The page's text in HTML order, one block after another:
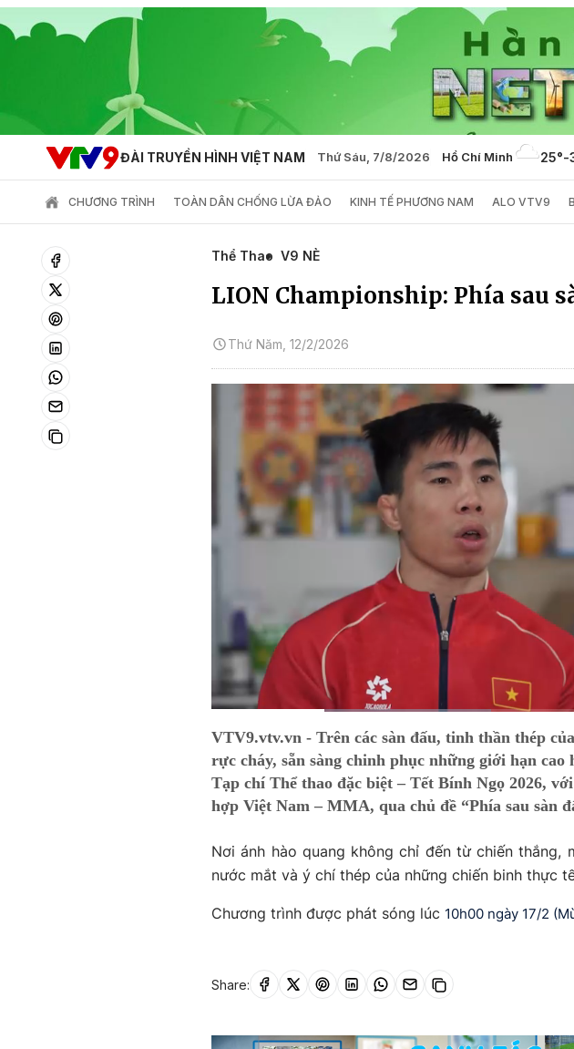
ĐÀI TRUYỀN HÌNH VIỆT NAM Thứ Sáu, 7/8/2026 Hồ Chí Minh 25°-
CHƯƠNG TRÌNH TOÀN DÂN CHỐNG LỪA ĐẢO KINH TẾ PHƯƠNG NAM ALO VTV9
Thể Thao V9 NÈ
LION Championship: Phía sau
Thứ Năm, 12/2/2026
Time
VTV9.vtv.vn - Trên các sàn đấu, tinh thần thép
rực cháy, sẵn sàng chinh phục những giới hạn
Tạp chí Thể thao đặc biệt – Tết Bính Ngọ 2026,
hợp Việt Nam – MMA, qua chủ đề “Phía sau sàn
Nơi ánh hào quang không chỉ đến từ chiến thắng,
nước mắt và ý chí thép của những chiến binh thực
Chương trình được phát sóng lúc 10h00 ngày 17/2
Share: